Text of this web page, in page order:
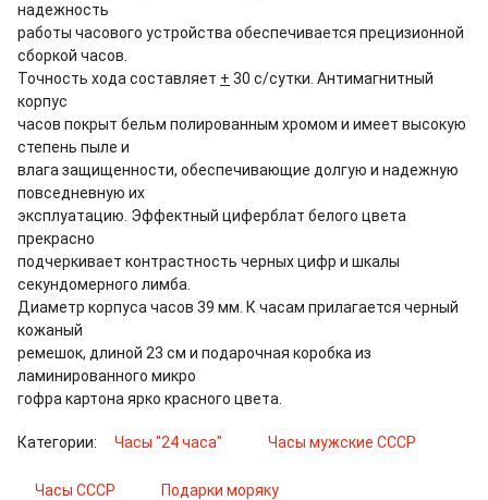
надежность
работы часового устройства обеспечивается прецизионной
сборкой часов.
Точность хода составляет + 30 с/сутки. Антимагнитный
корпус
часов покрыт бельм полированным хромом и имеет высокую
степень пыле и
влага защищенности, обеспечивающие долгую и надежную
повседневную их
эксплуатацию. Эффектный циферблат белого цвета
прекрасно
подчеркивает контрастность черных цифр и шкалы
секундомерного лимба.
Диаметр корпуса часов 39 мм. К часам прилагается черный
кожаный
ремешок, длиной 23 см и подарочная коробка из
ламинированного микро
гофра картона ярко красного цвета.
Категории: Часы "24 часа" Часы мужские СССР
Часы СССР Подарки моряку